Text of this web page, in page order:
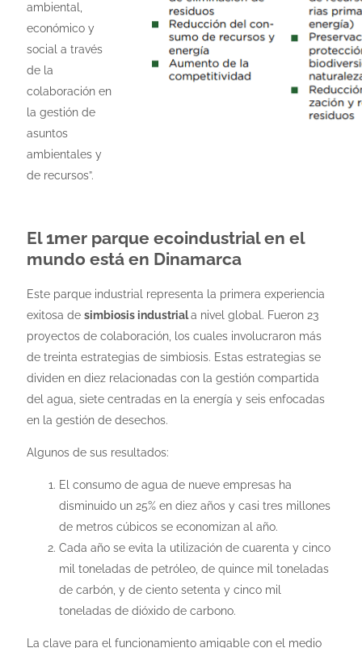
ambiental,
económico y
social a través
de la
colaboración en
la gestión de
asuntos
ambientales y
de recursos”.
El 1mer parque ecoindustrial en el
mundo está en Dinamarca
Este parque industrial representa la primera experiencia
exitosa de simbiosis industriala nivel global. Fueron 23
proyectos de colaboración, los cuales involucraron más
de treinta estrategias de simbiosis. Estas estrategias se
dividen en diez relacionadas con la gestión compartida
del agua, siete centradas en la energía y seis enfocadas
en la gestión de desechos.
Algunos de sus resultados:
El consumo de agua de nueve empresas ha
disminuido un 25% en diez años y casi tres millones
de metros cúbicos se economizan al año.
Cada año se evita la utilización de cuarenta y cinco
mil toneladas de petróleo, de quince mil toneladas
de carbón, y de ciento setenta y cinco mil
toneladas de dióxido de carbono.
La clave para el funcionamiento amigable con el medio